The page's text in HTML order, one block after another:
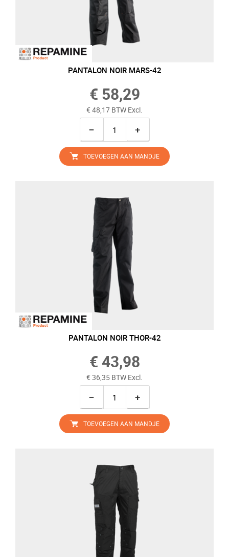
PANTALON NOIR MARS-42
€ 58,29
€ 48,17 BTW Excl.
− +
TOEVOEGEN AAN MANDJE
PANTALON NOIR THOR-42
€ 43,98
€ 36,35 BTW Excl.
− +
TOEVOEGEN AAN MANDJE